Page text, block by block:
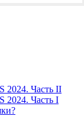
2024. Часть II
2024. Часть I